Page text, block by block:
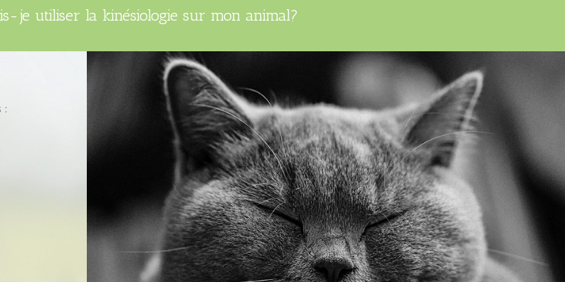
je utiliser la kinésiologie sur mon animal?
: